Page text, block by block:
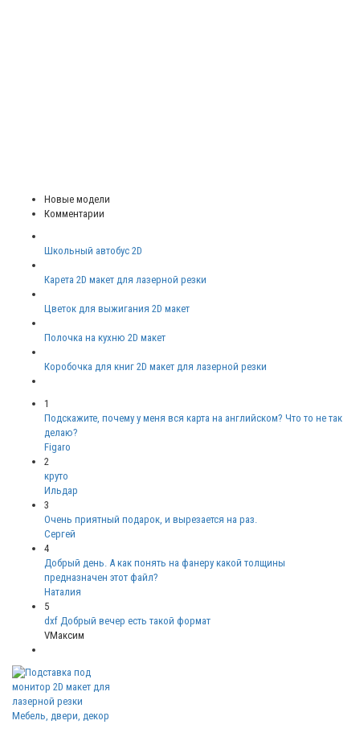
Новые модели
Комментарии
Школьный автобус 2D
Карета 2D макет для лазерной резки
Цветок для выжигания 2D макет
Полочка на кухню 2D макет
Коробочка для книг 2D макет для лазерной резки
1
Подскажите, почему у меня вся карта на английском? Что то не так
делаю?
Figaro
2
круто
Ильдар
3
Очень приятный подарок, и вырезается на раз.
Сергей
4
Добрый день. А как понять на фанеру какой толщины
предназначен этот файл?
Наталия
5
dxf Добрый вечер есть такой формат
VМаксим
Мебель, двери, декор